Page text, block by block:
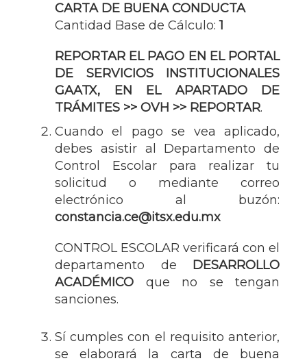
CARTA DE BUENA CONDUCTA
Cantidad Base de Cálculo:1
REPORTAR EL PAGO EN EL PORTAL
DE SERVICIOS INSTITUCIONALES
GAATX, EN EL APARTADO DE
TRÁMITES >> OVH >> REPORTAR.
Cuando el pago se vea aplicado,
debes asistir al Departamento de
Control Escolar para realizar tu
solicitud o mediante correo
electrónico al buzón:
constancia.ce@itsx.edu.mx
CONTROL ESCOLAR verificará con el
departamento de DESARROLLO
ACADÉMICO que no se tengan
sanciones.
Sí cumples con el requisito anterior,
se elaborará la carta de buena